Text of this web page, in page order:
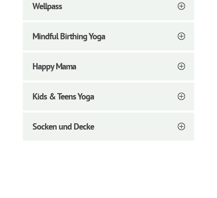
Wellpass
Mindful Birthing Yoga
Happy Mama
Kids & Teens Yoga
Socken und Decke